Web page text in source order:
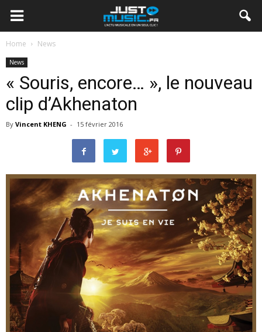
Home News
News
« Souris, encore… », le nouveau
clip d’Akhenaton
By Vincent KHENG - 15 février 2016